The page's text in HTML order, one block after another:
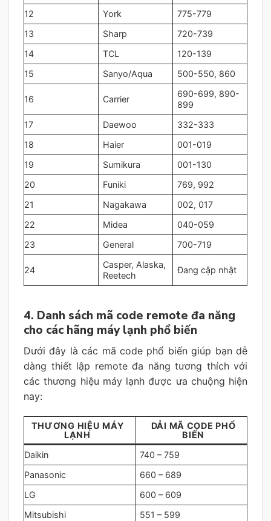
12
York
775-779
13
Sharp
720-739
14
TCL
120-139
15
Sanyo/Aqua 500-550, 860
16 Carrier
690-699, 890-
899
17
Daewoo
332-333
18
Haier
001-019
19
Sumikura
001-130
20
Funiki
769, 992
21
Nagakawa
002, 017
22
Midea
040-059
23
General 700-719
24
Casper, Alaska,
Reetech
Đang cập nhật
4. Danh sách mã code remote đa năng
cho các hãng máy lạnh phổ biến
Dưới đây là các mã code phổ biến giúp bạn dễ
dàng thiết lập remote đa năng tương thích với
các thương hiệu máy lạnh được ưa chuộng hiện
nay:
THƯƠNG HIỆU MÁY
LẠNH
DẢI MÃ CODE PHỔ
BIẾN
Daikin
740 – 759
Panasonic
660 – 689
LG
600 – 609
Mitsubishi
551 – 599